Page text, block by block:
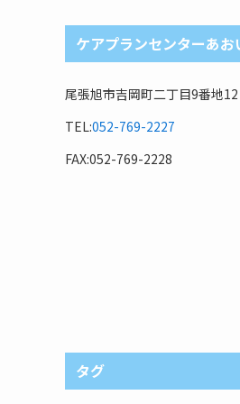
ケアプランセンターあ
尾張旭市吉岡町二丁目9番地12
TEL:052-769-2227
FAX:052-769-2228
タグ